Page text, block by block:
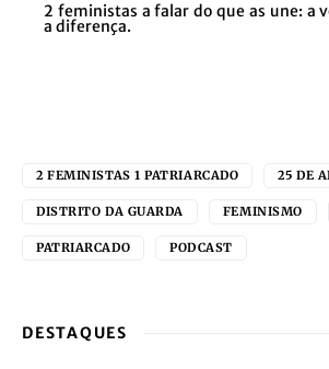
2 feministas a falar do que as une: a
a diferença.
2 FEMINISTAS 1 PATRIARCADO 25 DE
DISTRITO DA GUARDA FEMINISMO
PATRIARCADO PODCAST
DESTAQUES